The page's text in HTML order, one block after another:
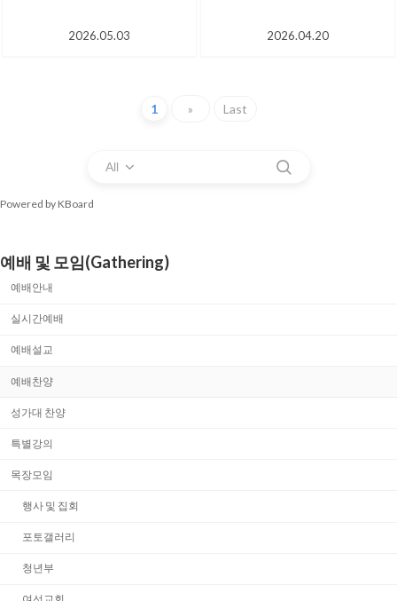
2026.05.03 2026.04.20
1 » Last
All
Powered by KBoard
예배 및 모임(Gathering)
예배안내
실시간예배
예배설교
예배찬양
성가대 찬양
특별강의
목장모임
행사 및 집회
포토갤러리
청년부